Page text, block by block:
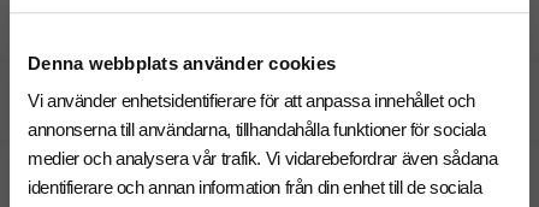
Denna webbplats använder cookies
Vi använder enhetsidentifierare för att anpassa innehållet och
annonserna till användarna, tillhandahålla funktioner för sociala
medier och analysera vår trafik. Vi vidarebefordrar även sådana
identifierare och annan information från din enhet till de sociala
Tryckmetoder
Pristabell
CO₂e -avtryck